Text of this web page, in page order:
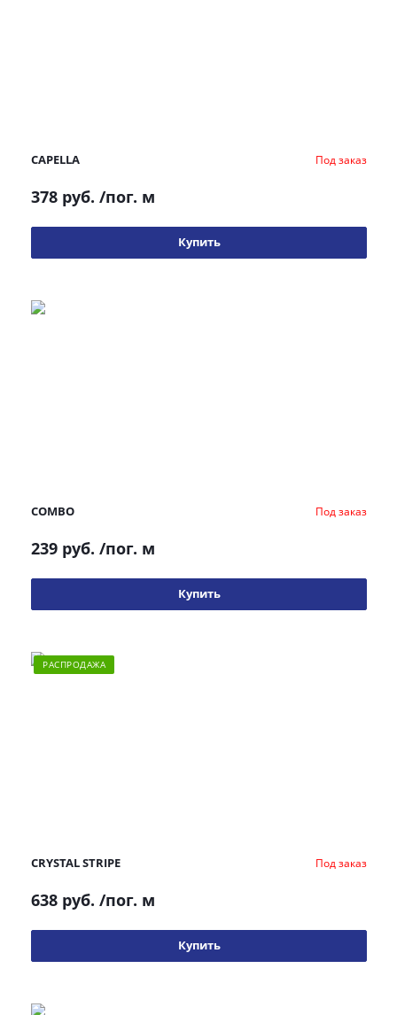
CAPELLA Под заказ
378 руб. /пог. м
Купить
COMBO Под заказ
239 руб. /пог. м
Купить
РАСПРОДАЖА
CRYSTAL STRIPE Под заказ
638 руб. /пог. м
Купить